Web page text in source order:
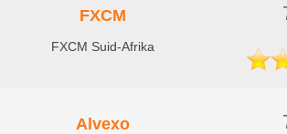
FXCM
FXCM Suid-Afrika
Alvexo